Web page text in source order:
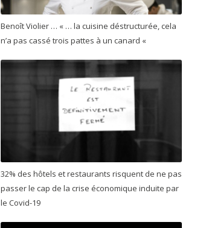
Benoît Violier … « … la cuisine déstructurée, cela
n’a pas cassé trois pattes à un canard «
32% des hôtels et restaurants risquent de ne pas
passer le cap de la crise économique induite par
le Covid-19